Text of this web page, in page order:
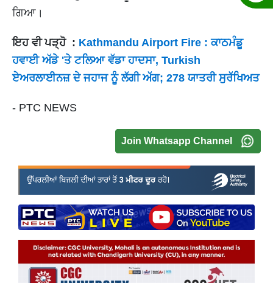
ਗਿਆ।
ਇਹ ਵੀ ਪੜ੍ਹੋ : Kathmandu Airport Fire : ਕਾਠਮੰਡੂ
ਹਵਾਈ ਅੱਡੇ 'ਤੇ ਟਲਿਆ ਵੱਡਾ ਹਾਦਸਾ, Turkish
ਏਅਰਲਾਈਨਜ਼ ਦੇ ਜਹਾਜ ਨੂੰ ਲੱਗੀ ਅੱਗ; 278 ਯਾਤਰੀ ਸੁਰੱਖਿਅਤ
- PTC NEWS
Join Whatsapp Channel